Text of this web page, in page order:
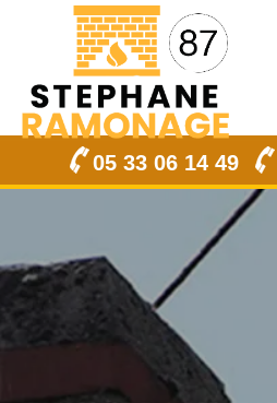
05 33 06 14 49